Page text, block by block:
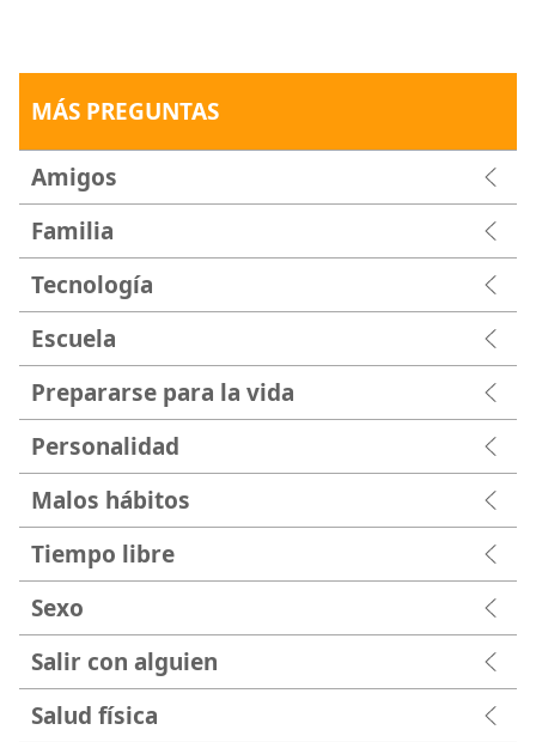
MÁS PREGUNTAS
Amigos
Familia
Tecnología
Escuela
Prepararse para la vida
Personalidad
Malos hábitos
Tiempo libre
Sexo
Salir con alguien
Salud física